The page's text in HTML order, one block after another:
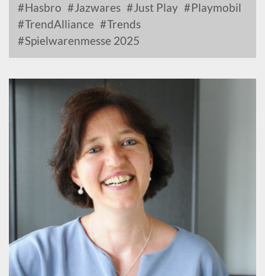
Hasbro Jazwares Just Play
Playmobil
TrendAlliance
Trends
Spielwarenmesse 2025